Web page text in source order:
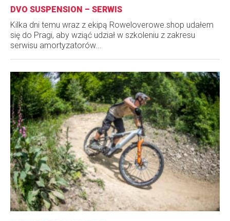
DVO SUSPENSION – SERWIS
Kilka dni temu wraz z ekipą Roweloverowe.shop udałem
się do Pragi, aby wziąć udział w szkoleniu z zakresu
serwisu amortyzatorów...